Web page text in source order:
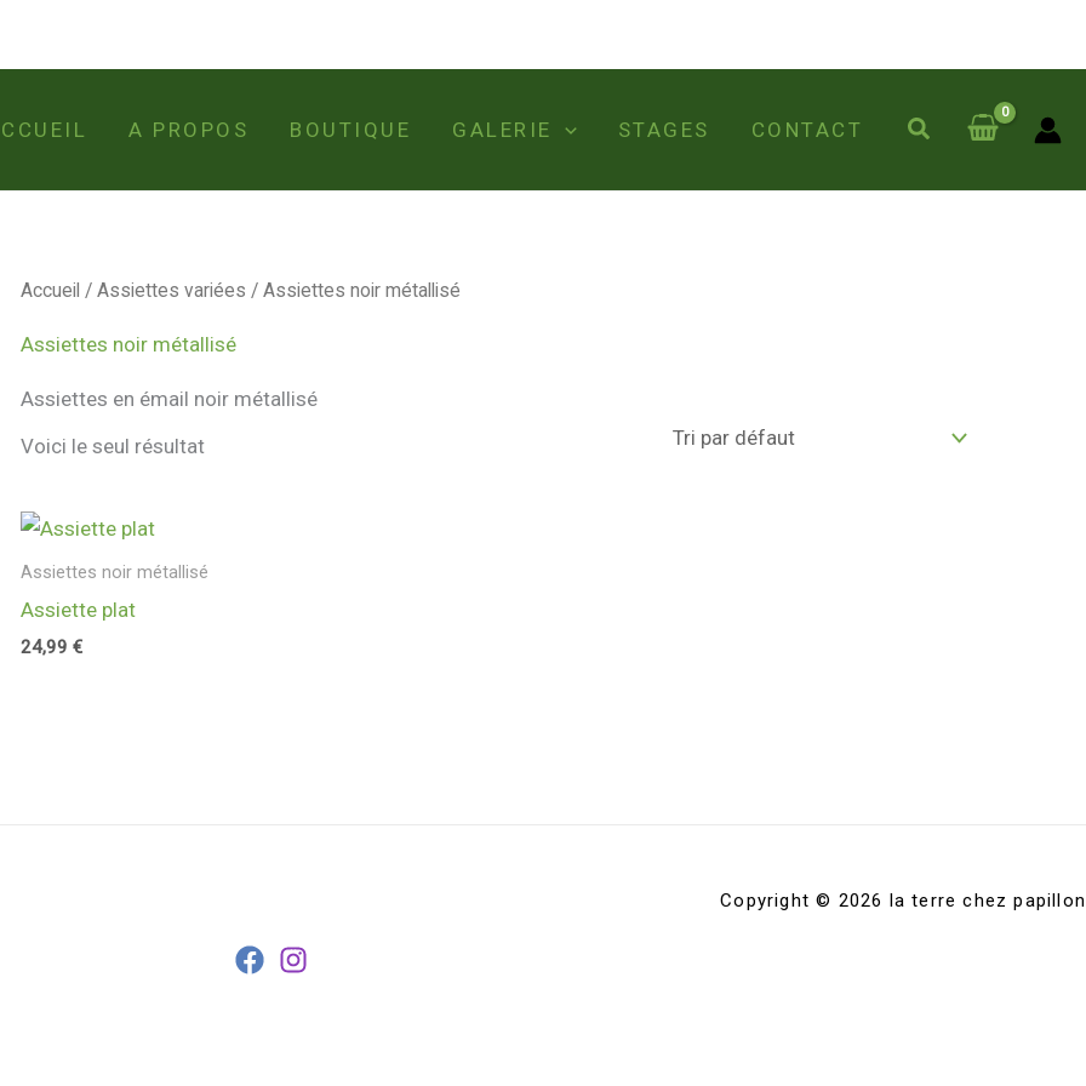
A PROPOS BOUTIQUE GALERIE STAGES CONTACT Rechercher
Accueil /Assiettes variées / Assiettes noir métallisé
Assiettes noir métallisé
Assiettes en émail noir métallisé
Voici le seul résultat
Assiettes noir métallisé
Assiette plat
24,99€
Copyright © 2026 la terre chez papillon